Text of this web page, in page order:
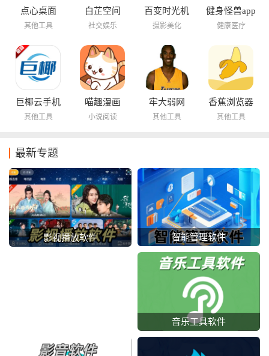
点心桌面
其他工具
白芷空间
社交娱乐
百变时光机
摄影美化
健身怪兽app
健康医疗
巨椰云手机
其他工具
喵趣漫画
小说阅读
牢大弱网
其他工具
香蕉浏览器
其他工具
最新专题
影视播放软件 智能管理软件
音乐工具软件